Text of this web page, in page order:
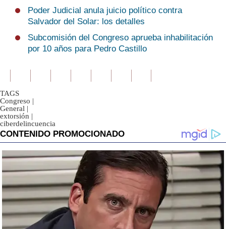
Poder Judicial anula juicio político contra
Salvador del Solar: los detalles
Subcomisión del Congreso aprueba inhabilitación
por 10 años para Pedro Castillo
TAGS
Congreso |
General |
extorsión |
ciberdelincuencia